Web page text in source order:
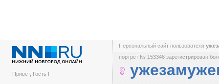
Привет, Гость !
Персональный сайт пользователя
портрет № 153346 зарегистрирован